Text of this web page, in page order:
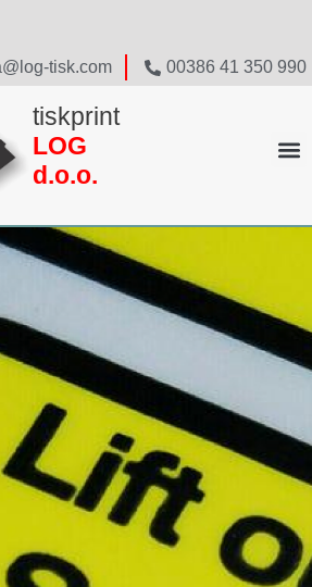
tisk.com 00386 41 350 990
tiskprint
LOG
d.o.o.